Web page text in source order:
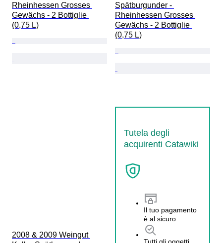
Rheinhessen Grosses
Gewächs - 2 Bottiglie
(0,75 L)
Spätburgunder -
Rheinhessen Grosses
Gewächs - 2 Bottiglie
(0,75 L)
2008 & 2009 Weingut
Tutela degli
acquirenti Catawiki
Il tuo pagamento
è al sicuro
Tutti gli oggetti